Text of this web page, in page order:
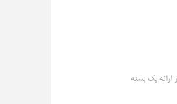
ارائه یک بسته